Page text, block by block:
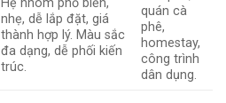
nhẹ, dễ lắp đặt, giá
thành hợp lý. Màu sắc
đa dạng, dễ phối kiến
trúc.
quán cà
phê,
homestay,
công trình
dân dụng.